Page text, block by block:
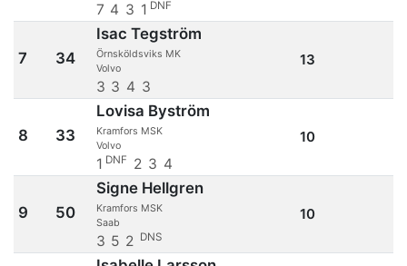
7 4 3 1 DNF
7 34
Isac Tegström
Örnsköldsviks MK
Volvo
3 3 4 3
13
8 33
Lovisa Byström
Kramfors MSK
Volvo
1 DNF 2 3 4
10
9 50
Signe Hellgren
Kramfors MSK
Saab
3 5 2 DNS
10